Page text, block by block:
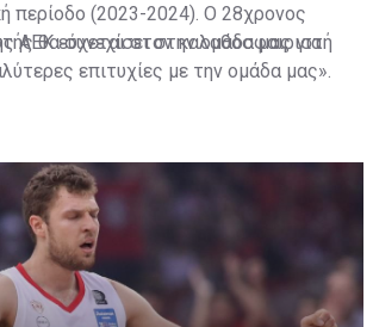
περίοδο (2023-2024). Ο 28χρονος
θα συνεχίσει στην ομάδα μας για
ΑΕΚ εύχεται στον καλαθοσφαιριστή
επιτυχίες με την ομάδα μας».